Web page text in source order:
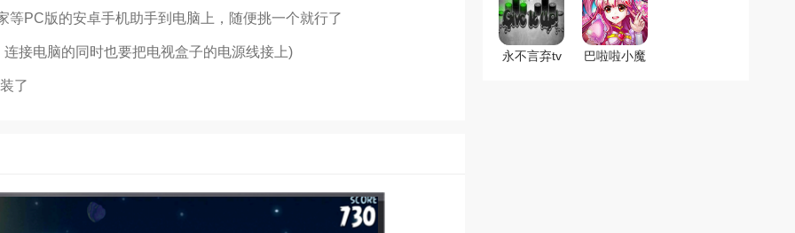
PC版的安卓手机助手到电脑上，随便挑一个就行了
接电脑的同时也要把电视盒子的电源线接上)
了
永不言弃tv
巴啦啦小魔